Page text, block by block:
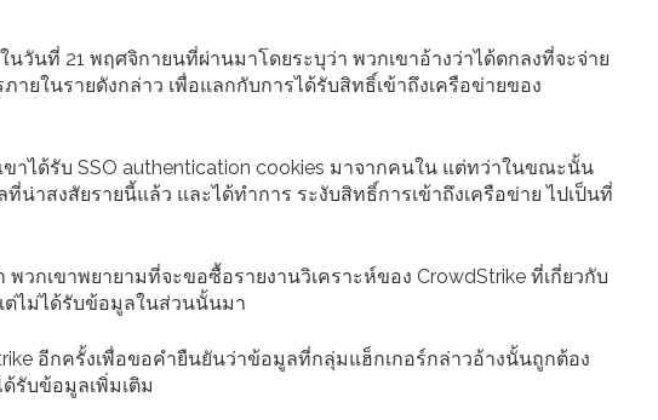
นวันที่ 21 พฤศจิกายนที่ผ่านมาโดยระบุว่า พวกเขาอ้างว่าได้ตกลงที่จะจ่าย
ยในรายดังกล่าว เพื่อแลกกับการได้รับสิทธิ์เข้าถึงเครือข่ายของ
าได้รับ SSO authentication cookies มาจากคนใน แต่ทว่าในขณะนั้น
าสงสัยรายนี้แล้ว และได้ทำการ ระงับสิทธิ์การเข้าถึงเครือข่าย ไปเป็นที่
วกเขาพยายามที่จะขอซื้อรายงานวิเคราะห์ของ CrowdStrike ที่เกี่ยวกับ
ต่ไม่ได้รับข้อมูลในส่วนนั้นมา
อีกครั้งเพื่อขอคำยืนยันว่าข้อมูลที่กลุ่มแฮ็กเกอร์กล่าวอ้างนั้นถูกต้อง
รับข้อมูลเพิ่มเติม